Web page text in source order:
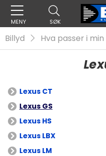
MENY SØK
Billyd Hva passer i min
Lexus CT
Lexus GS
Lexus HS
Lexus LBX
Lexus LM